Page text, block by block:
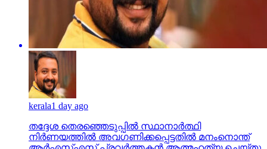
kerala1 day ago
തദ്ദേശ തെരഞ്ഞെടുപ്പില്‍ സ്ഥാനാര്‍ത്ഥി
നിര്‍ണയത്തില്‍ അവഗണിക്കപ്പെട്ടതില്‍ മനംനൊന്ത്